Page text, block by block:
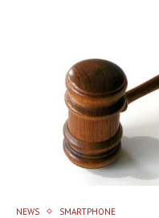
NEWS SMARTPHONE